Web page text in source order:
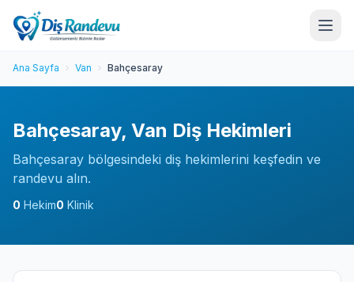
Ana Sayfa Van Bahçesaray
Bahçesaray, Van Diş Hekimleri
Bahçesaray bölgesindeki diş hekimlerini keşfedin ve
randevu alın.
0 Hekim0 Klinik